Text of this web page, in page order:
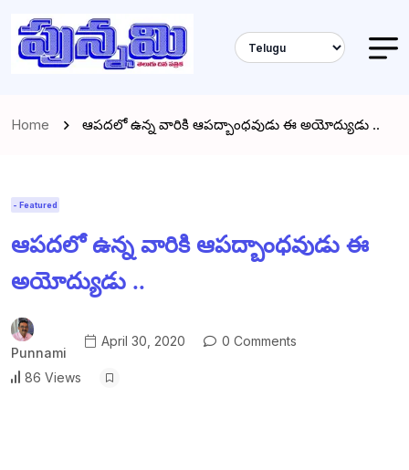
Home ఆపదలో ఉన్న వారికి ఆపద్బాంధవుడు ఈ అయోద్యుడు ..
- Featured
ఆపదలో ఉన్న వారికి ఆపద్బాంధవుడు ఈ
అయోద్యుడు ..
Punnami
April 30, 2020 0 Comments
86 Views